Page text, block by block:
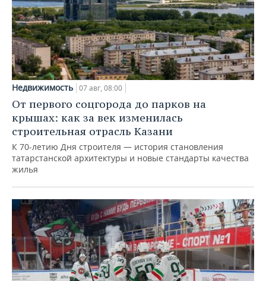
Недвижимость 07 авг, 08:00
От первого соцгорода до парков на
крышах: как за век изменилась
строительная отрасль Казани
К 70-летию Дня строителя — история становления
татарстанской архитектуры и новые стандарты качества
жилья